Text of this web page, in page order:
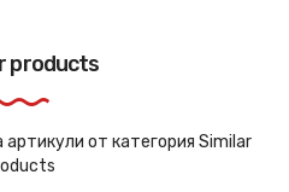
products
от категория Similar